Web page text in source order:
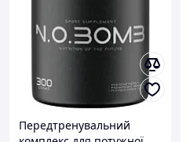
Передтренувальний